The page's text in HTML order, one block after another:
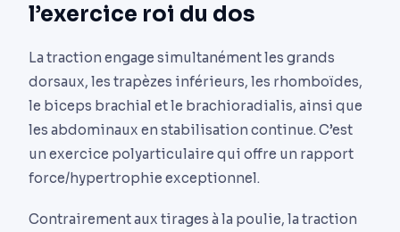
l’exercice roi du dos
La traction engage simultanément les grands
dorsaux, les trapèzes inférieurs, les rhomboïdes,
le biceps brachial et le brachioradialis, ainsi que
les abdominaux en stabilisation continue. C’est
un exercice polyarticulaire qui offre un rapport
force/hypertrophie exceptionnel.
Contrairement aux tirages à la poulie, la traction